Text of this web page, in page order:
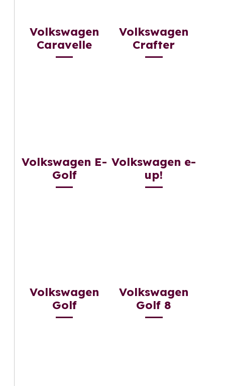
Volkswagen
Caravelle
Volkswagen
Crafter
Volkswagen E-
Golf
Volkswagen e-
up!
Volkswagen
Golf
Volkswagen
Golf 8